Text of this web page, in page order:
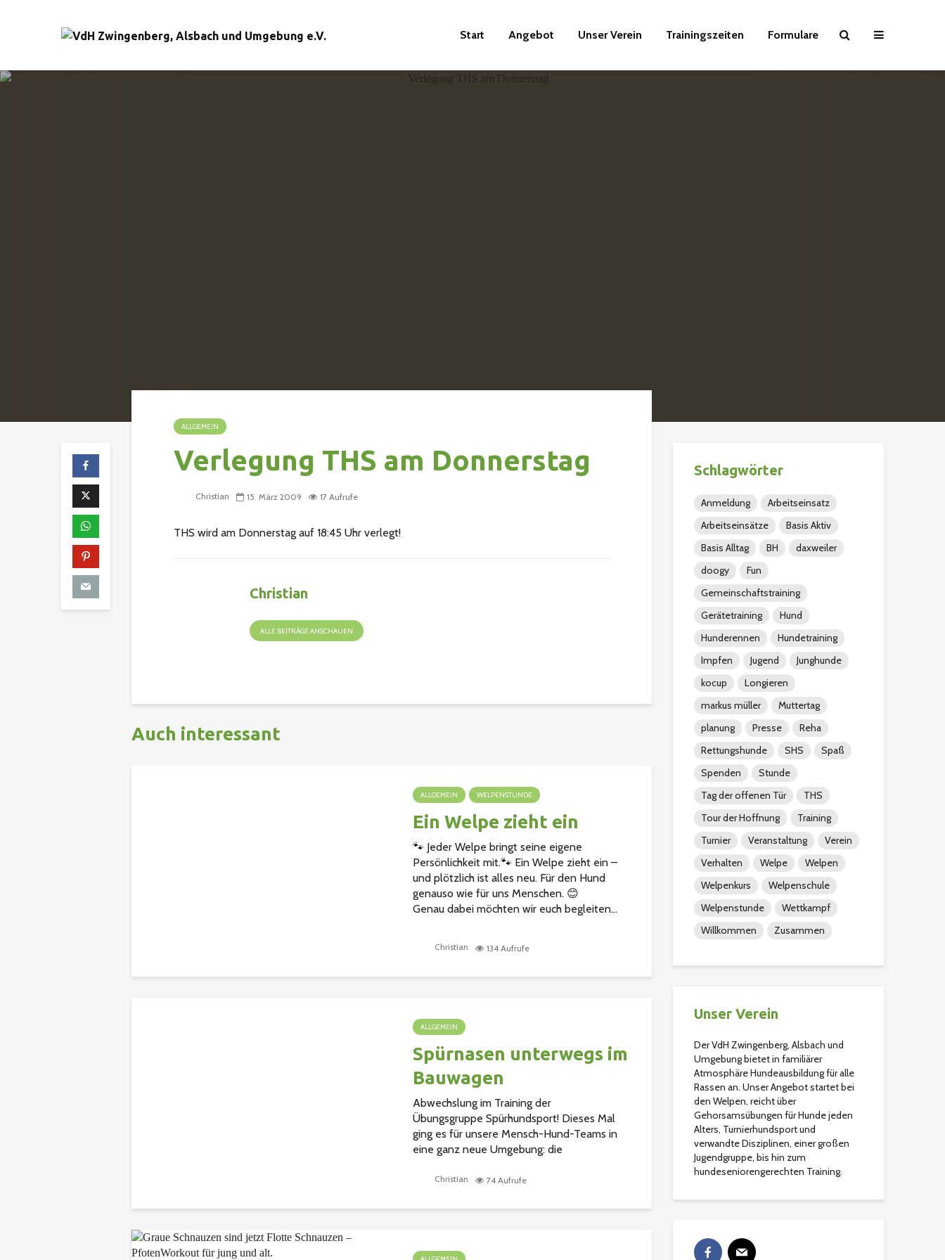
Start Angebot Unser Verein Trainingszeiten Formulare
ALLGEMEIN
Verlegung THS am Donnerstag
Christian 15. März 2009 17 Aufrufe
THS wird am Donnerstag auf 18:45 Uhr verlegt!
Christian
ALLE BEITRÄGE ANSCHAUEN
Auch interessant
ALLGEMEIN WELPENSTUNDE
Ein Welpe zieht ein
🐾 Jeder Welpe bringt seine eigene
Persönlichkeit mit.🐾 Ein Welpe zieht ein –
und plötzlich ist alles neu. Für den Hund
genauso wie für uns Menschen. 😊
Genau dabei möchten wir euch begleiten...
Christian 134 Aufrufe
ALLGEMEIN
Spürnasen unterwegs im
Bauwagen
Abwechslung im Training der
Übungsgruppe Spürhundsport! Dieses Mal
ging es für unsere Mensch-Hund-Teams in
eine ganz neue Umgebung: die
Räume, viele interessante Gerüche und jede...
Christian 74 Aufrufe
Schlagwörter
Anmeldung
Arbeitseinsatz
Arbeitseinsätze
Basis Aktiv
Basis Alltag
BH
daxweiler
doogy
Fun
Gemeinschaftstraining
Gerätetraining
Hund
Hunderennen
Hundetraining
Impfen
Jugend
Junghunde
kocup
Longieren
markus müller
Muttertag
planung
Presse
Reha
Rettungshunde
SHS
Spaß
Spenden
Stunde
Tag der offenen Tür
THS
Tour der Hoffnung
Training
Turnier
Veranstaltung
Verein
Verhalten
Welpe
Welpen
Welpenkurs
Welpenschule
Welpenstunde
Wettkampf
Willkommen
Zusammen
Unser Verein
Der VdH Zwingenberg, Alsbach und
Umgebung bietet in familiärer
Atmosphäre Hundeausbildung für alle
Rassen an. Unser Angebot startet bei
den Welpen, reicht über
Gehorsamsübungen für Hunde jeden
Alters, Turnierhundsport und
verwandte Disziplinen, einer großen
Jugendgruppe, bis hin zum
hundeseniorengerechten Training.